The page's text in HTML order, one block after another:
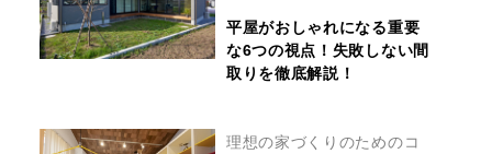
平屋がおしゃれになる重要
な6つの視点！失敗しない間
取りを徹底解説！
理想の家づくりのためのコ